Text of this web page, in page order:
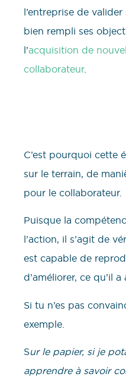
l’entreprise de
bien rempli ses
l’acquisition de
collaborateur.
C’est pourquoi cette
sur le terrain, de
pour le collaborateur.
Puisque la
l’action, il s’agit de
est capable de
d’améliorer, ce qu’il a
Si tu n’es pas
exemple.
Sur le papier, si je
apprendre à savoir